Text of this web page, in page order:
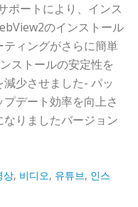
ポートにより、インス
のインストール
ィングがさらに簡単
ストールの安定性を
少させました- パッ
デート効率を向上さ
りましたバージョン
상, 비디오, 유튜브, 인스